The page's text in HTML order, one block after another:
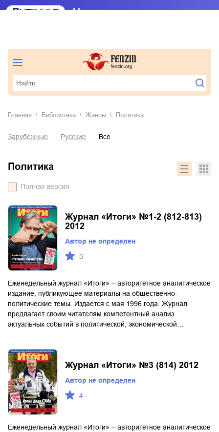
Главная Библиотека Жанры политика
Зарубежные Русские Все
политика
Полная версия
Журнал «Итоги» №1-2 (812-813)
2012
Автор не определен
3
Еженедельный журнал «Итоги» – авторитетное аналитическое
издание, публикующее материалы на общественно-
политические темы. Издается с мая 1996 года. Журнал
предлагает своим читателям компетентный анализ
актуальных событий в политической, экономической…
Журнал «Итоги» №3 (814) 2012
Автор не определен
4
Еженедельный журнал «Итоги» – авторитетное аналитическое